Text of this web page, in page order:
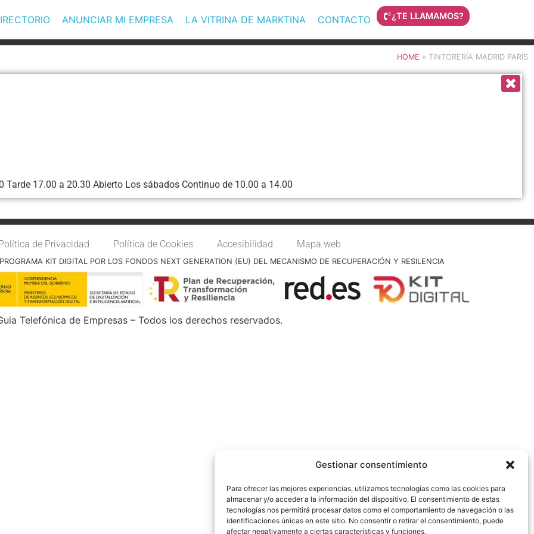
Gestionar consentimiento
Para ofrecer las mejores experiencias, utilizamos tecnologías como las cookies para
almacenar y/o acceder a la información del dispositivo. El consentimiento de estas
tecnologías nos permitirá procesar datos como el comportamiento de navegación o las
identificaciones únicas en este sitio. No consentir o retirar el consentimiento, puede
afectar negativamente a ciertas características y funciones.
ANUNCIAR MI EMPRESA LA VITRINA DE MARKTINA CONTACTO ¿TE LLAMAMOS?
HOME » TINTORERÍA MADRID PARÍS
Tarde 17.00 a 20.30 Abierto Los sábados Continuo de 10.00 a 14.00
de Privacidad Política de Cookies Accesibilidad Mapa web
KIT DIGITAL POR LOS FONDOS NEXT GENERATION (EU) DEL MECANISMO DE RECUPERACIÓN Y RESILENCIA
Telefónica de Empresas – Todos los derechos reservados.